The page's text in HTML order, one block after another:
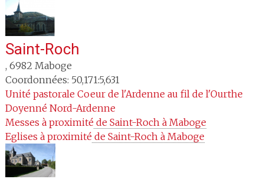
Saint-Roch
, 6982 Maboge
Coordonnées: 50,171:5,631
Unité pastorale Coeur de l'Ardenne au fil de l'Ourthe
Doyenné Nord-Ardenne
Messes à proximité de Saint-Roch à Maboge
Eglises à proximité de Saint-Roch à Maboge